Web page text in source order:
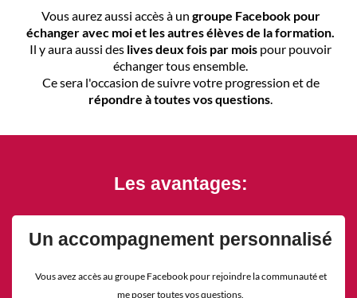
Vous aurez aussi accès à un groupe Facebook pour
échanger avec moi et les autres élèves de la formation.
Il y aura aussi des lives deux fois par mois pour pouvoir
échanger tous ensemble.
Ce sera l'occasion de suivre votre progression et de
répondre à toutes vos questions.
Les avantages:
Un accompagnement personnalisé
Vous avez accès au groupe Facebook pour rejoindre la communauté et
me poser toutes vos questions.